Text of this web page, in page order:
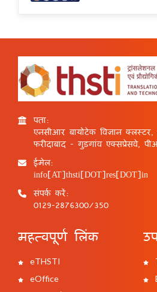
पता:
एनसीआर बायोटेक विज्ञान
फरीदाबाद - गुड़गांव एक्सप्रेसवे,
ईमेल:
info[AT]thsti[DOT]res[DOT]in
संपर्क करें:
0129-2876300/350
महत्वपूर्ण लिंक
eTHSTI
eOffice